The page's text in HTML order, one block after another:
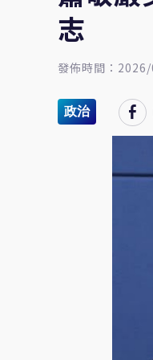
志
發佈時間：
政治